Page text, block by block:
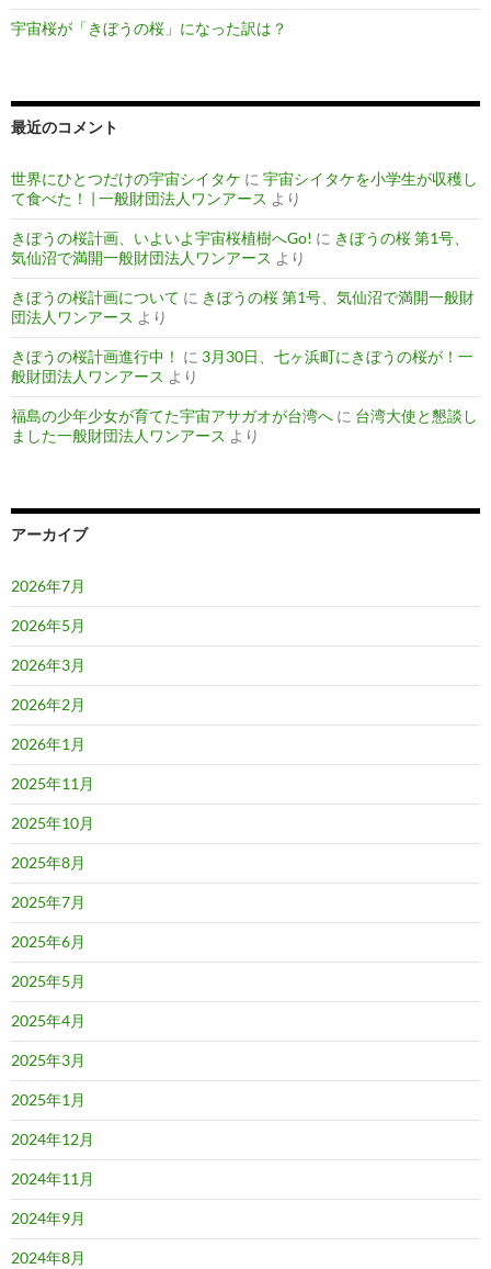
宇宙桜が「きぼうの桜」になった訳は？
最近のコメント
世界にひとつだけの宇宙シイタケ に 宇宙シイタケを小学生が収穫し
て食べた！ | 一般財団法人ワンアース より
きぼうの桜計画、いよいよ宇宙桜植樹へGo! に きぼうの桜 第1号、
気仙沼で満開一般財団法人ワンアース より
きぼうの桜計画について に きぼうの桜 第1号、気仙沼で満開一般財
団法人ワンアース より
きぼうの桜計画進行中！ に 3月30日、七ヶ浜町にきぼうの桜が！一
般財団法人ワンアース より
福島の少年少女が育てた宇宙アサガオが台湾へ に 台湾大使と懇談し
ました一般財団法人ワンアース より
アーカイブ
2026年7月
2026年5月
2026年3月
2026年2月
2026年1月
2025年11月
2025年10月
2025年8月
2025年7月
2025年6月
2025年5月
2025年4月
2025年3月
2025年1月
2024年12月
2024年11月
2024年9月
2024年8月